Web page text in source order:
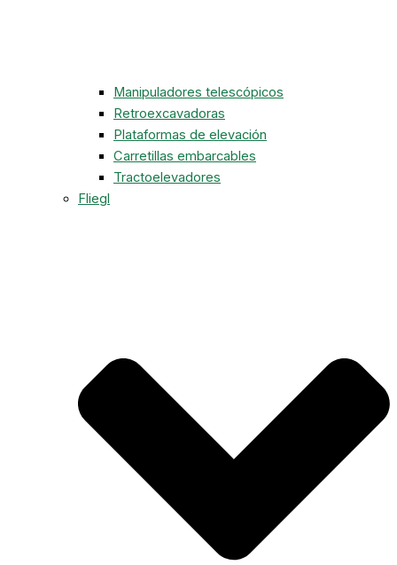
Manipuladores telescópicos
Retroexcavadoras
Plataformas de elevación
Carretillas embarcables
Tractoelevadores
Fliegl